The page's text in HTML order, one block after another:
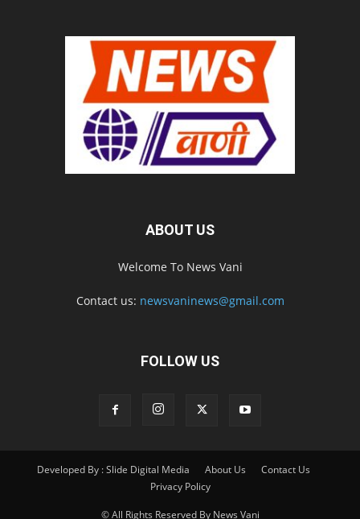
ABOUT US
Welcome To News Vani
Contact us: newsvaninews@gmail.com
FOLLOW US
Developed By : Slide Digital Media About Us
Contact Us
Privacy Policy
© All Rights Reserved By News Vani